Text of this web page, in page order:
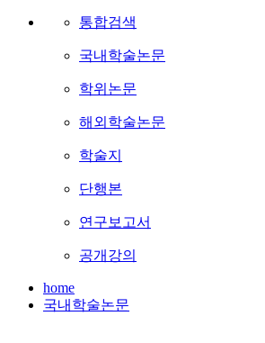
통합검색
국내학술논문
학위논문
해외학술논문
학술지
단행본
연구보고서
공개강의
home
국내학술논문